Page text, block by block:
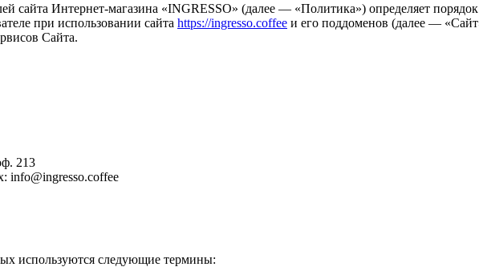
сайта Интернет-магазина «INGRESSO» (далее — «Политика») определяет
при использовании сайта https://ingresso.coffee и его поддоменов (далее —
Сайта.
213
info@ingresso.coffee
используются следующие термины: